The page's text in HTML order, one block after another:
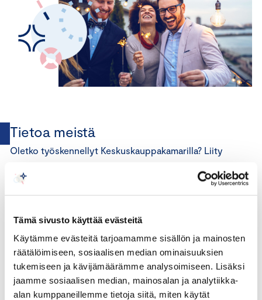
Tämä sivusto käyttää evästeitä
Käytämme evästeitä tarjoamamme sisällön ja mainosten
räätälöimiseen, sosiaalisen median ominaisuuksien
tukemiseen ja kävijämäärämme analysoimiseen. Lisäksi
jaamme sosiaalisen median, mainosalan ja analytiikka-
alan kumppaneillemme tietoja siitä, miten käytät
Tietoa meistä
Oletko työskennellyt Keskuskauppakamarilla? Liity
Alumniverkostomme kautta saat kutsun
pääset verkostoitumaan entisten ja nykyisten
keskuskauppakamarilaisten kanssa.
Liity mukaan alumniverkostoon lähettämällä meille
viestiä: